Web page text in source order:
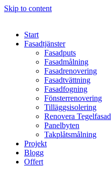
Skip to content
Start
Fasadtjänster
Fasadputs
Fasadmålning
Fasadrenovering
Fasadtvättning
Fasadfogning
Fönsterrenovering
Tilläggsisolering
Renovera Tegelfasad
Panelbyten
Takplåtsmålning
Projekt
Blogg
Offert